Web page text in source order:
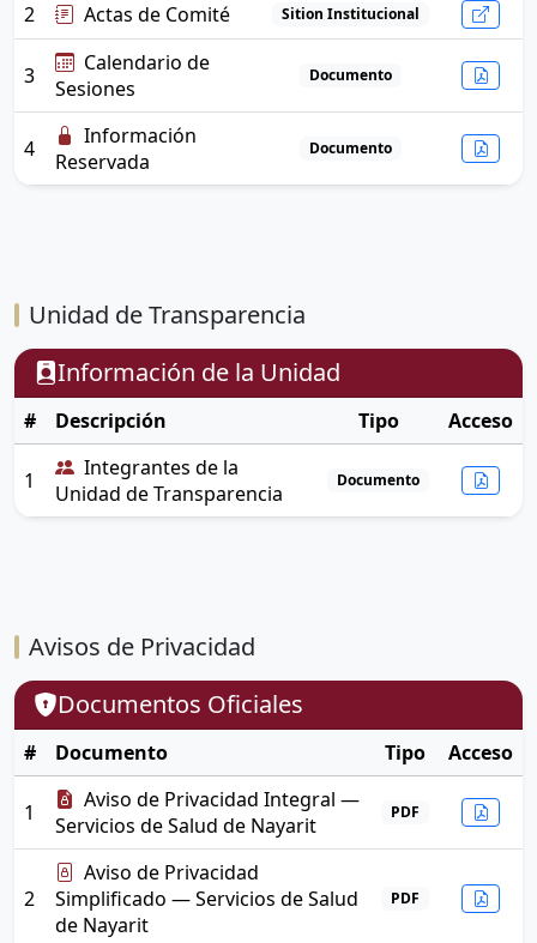
2 Actas de Comité Sition Institucional
3
Calendario de
Sesiones
Documento
4
Información
Reservada
Documento
Unidad de Transparencia
Información de la Unidad
# Descripción Tipo Acceso
1
Integrantes de la
Unidad de Transparencia
Documento
Avisos de Privacidad
Documentos Oficiales
# Documento Tipo Acceso
1
Aviso de Privacidad Integral —
Servicios de Salud de Nayarit
PDF
2
Aviso de Privacidad
Simplificado — Servicios de Salud
de Nayarit
PDF